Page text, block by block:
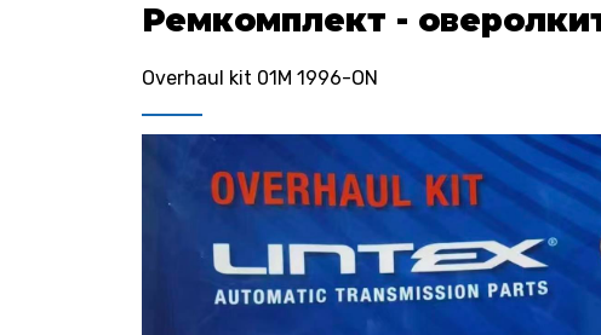
Ремкомплект -
Overhaul kit 01M 1996-ON